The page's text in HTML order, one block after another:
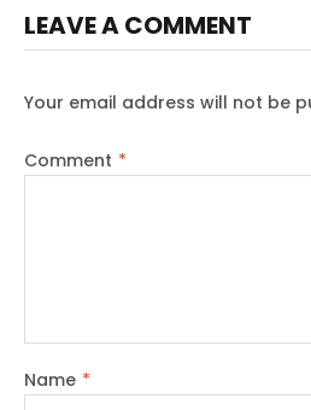
LEAVE A COMMENT
Your email address will not be
Comment *
Name *